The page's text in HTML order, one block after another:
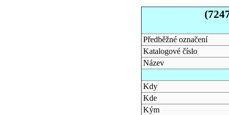
Předběžné označení
Katalogové číslo
Název
Kdy
Kde
Kým